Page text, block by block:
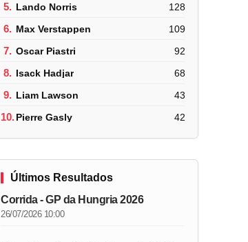
5. Lando Norris 128
6. Max Verstappen 109
7. Oscar Piastri 92
8. Isack Hadjar 68
9. Liam Lawson 43
10.Pierre Gasly 42
Últimos Resultados
Corrida - GP da Hungria 2026
26/07/2026 10:00